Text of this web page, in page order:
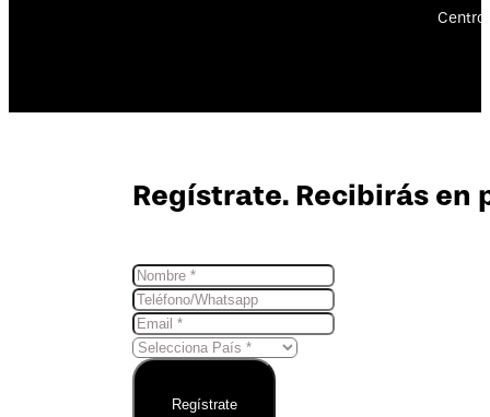
Centro
Regístrate. Recibirás en
Regístrate